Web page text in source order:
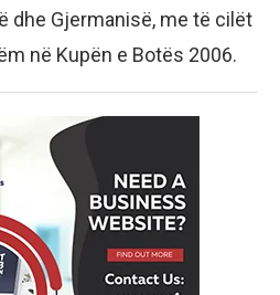
dhe Gjermanisë, me të cilët
në Kupën e Botës 2006.